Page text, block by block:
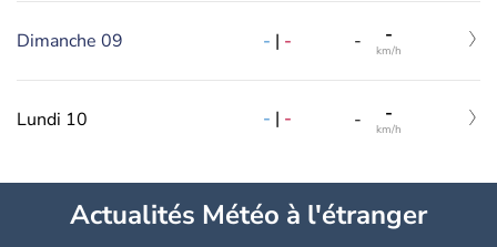
Dimanche 09 - | - - -
km/h
Lundi 10 - | - - -
km/h
Actualités Météo à l'étranger